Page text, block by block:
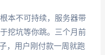
本不可持续，服务器带
挖坑等你跳。三个月前
，用户刚付款一周就跑